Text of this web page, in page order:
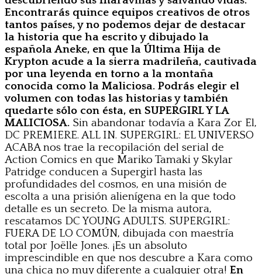
Encontrarás quince equipos creativos de otros
tantos países, y no podemos dejar de destacar
la historia que ha escrito y dibujado la
española Aneke, en que la Última Hija de
Krypton acude a la sierra madrileña, cautivada
por una leyenda en torno a la montaña
conocida como la Maliciosa. Podrás elegir el
volumen con todas las historias y también
quedarte sólo con ésta, en SUPERGIRL Y LA
MALICIOSA. Sin abandonar todavía a Kara Zor El,
DC PREMIERE. ALL IN. SUPERGIRL: EL UNIVERSO
ACABA nos trae la recopilación del serial de
Action Comics en que Mariko Tamaki y Skylar
Patridge conducen a Supergirl hasta las
profundidades del cosmos, en una misión de
escolta a una prisión alienígena en la que todo
detalle es un secreto. De la misma autora,
rescatamos DC YOUNG ADULTS. SUPERGIRL:
FUERA DE LO COMÚN, dibujada con maestría
total por Joëlle Jones. ¡Es un absoluto
imprescindible en que nos descubre a Kara como
una chica no muy diferente a cualquier otra! En